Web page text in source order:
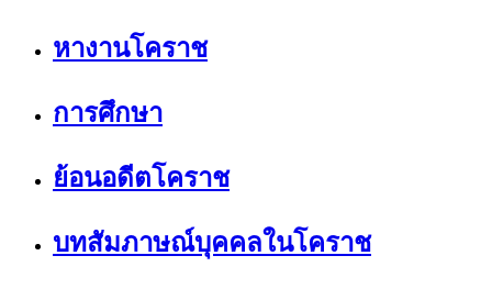
หางานโคราช
การศึกษา
ย้อนอดีตโคราช
บทสัมภาษณ์บุคคลในโคราช